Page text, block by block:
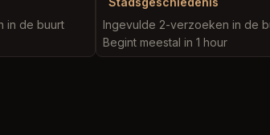
in de buurt
Ingevulde 2-verzoeken in de
Begint meestal in 1 hour